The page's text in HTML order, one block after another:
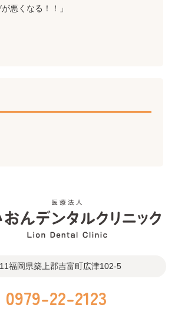
悪くなる！！」
福岡県築上郡吉富町広津102-5
0979-22-2123